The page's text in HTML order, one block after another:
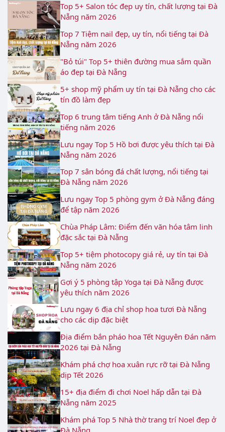
Top 5+ Salon tóc đẹp uy tín, chất lượng tại Đà
Nẵng năm 2026
Top 7 Tiệm nail đẹp, uy tín, nổi tiếng tại Đà
Nẵng năm 2026
"Bỏ túi" Top 5+ thiên đường mua sắm quần
áo đẹp tại Đà Nẵng
5+ shop mỹ phẩm uy tín tại Đà Nẵng cho các
tín đồ làm đẹp
Top 6 trung tâm tiếng Anh ở Đà Nẵng nổi
tiếng năm 2026
Lưu ngay Top 5 Hồ bơi được yêu thích tại Đà
Nẵng năm 2026
Top 7 sân bóng đá chất lượng, nổi tiếng tại
Đà Nẵng năm 2026
Lưu ngay Top 5 phòng gym ở Đà Nẵng đáng
để tập năm 2026
Chùa Pháp Lâm: Điểm đến văn hóa tâm linh
đặc sắc tại Đà Nẵng
Top 5+ tiệm photocopy giá rẻ, uy tín tại Đà
Nẵng năm 2026
Gợi ý 5 phòng tập Yoga tại Đà Nẵng được
yêu thích năm 2026
Lưu ngay 6 địa chỉ shop hoa tươi Đà Nẵng
cho các dịp đặc biệt
Địa điểm bắn pháo hoa Tết Nguyên Đán năm
2026 tại Đà Nẵng
Khám phá chợ hoa xuân rực rỡ tại Đà Nẵng
dịp Tết 2026
15+ địa điểm đi chơi Noel hấp dẫn tại Đà
Nẵng năm 2025
Khám phá Top 5 Nhà thờ trang trí Noel đẹp ở
Đà Nẵng